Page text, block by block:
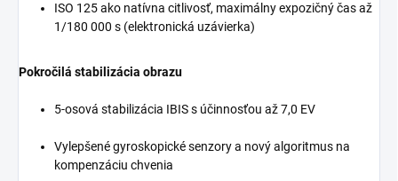
ISO 125 ako natívna citlivosť, maximálny expozičný čas až
1/180 000 s (elektronická uzávierka)
Pokročilá stabilizácia obrazu
5-osová stabilizácia IBIS s účinnosťou až 7,0 EV
Vylepšené gyroskopické senzory a nový algoritmus na
kompenzáciu chvenia